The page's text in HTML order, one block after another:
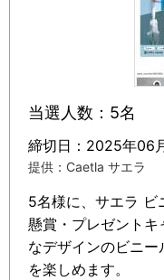
当選人数：5名
締切日：2025年06
提供：Caetla サエラ
5名様に、サエラ
懸賞・プレゼント
なデザインのビニ
を楽しめます。